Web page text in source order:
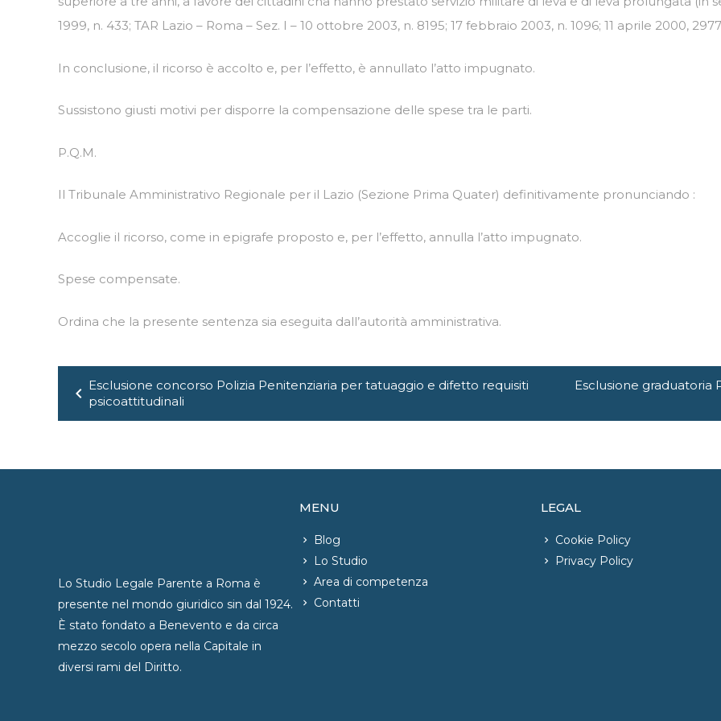
1999, n. 433; TAR Lazio – Roma – Sez. I – 10 ottobre 2003, n. 8195; 17 febbraio 2003, n. 1096; 11 aprile 2000,
In conclusione, il ricorso è accolto e, per l’effetto, è annullato l’atto impugnato.
Sussistono giusti motivi per disporre la compensazione delle spese tra le parti.
P.Q.M.
Il Tribunale Amministrativo Regionale per il Lazio (Sezione Prima Quater) definitivamente pronunciando :
Accoglie il ricorso, come in epigrafe proposto e, per l’effetto, annulla l’atto impugnato.
Spese compensate.
Ordina che la presente sentenza sia eseguita dall’autorità amministrativa.
Navigazione
chevron_left Esclusione concorso Polizia Penitenziaria per tatuaggio e difetto requisiti
psicoattitudinali
Esclusione graduatoria
Lo Studio Legale Parente a Roma è
presente nel mondo giuridico sin dal 1924.
È stato fondato a Benevento e da circa
mezzo secolo opera nella Capitale in
diversi rami del Diritto.
MENU
Blog
Lo Studio
Area di competenza
Contatti
LEGAL
Cookie Policy
Privacy Policy